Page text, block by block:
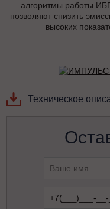
алгоритмы работы
позволяют снизить
высоких
Техническое